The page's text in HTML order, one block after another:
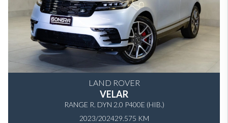
LAND ROVER
VELAR
RANGE R. DYN 2.0 P400E (HIB.)
2023/202429.575 KM